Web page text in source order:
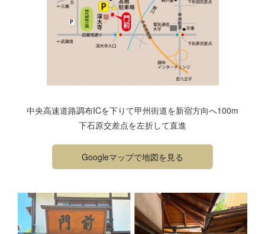
中央高速道路調布ICを下りて甲州街道を新宿方向へ100m
下石原交差点を左折して直進
Googleマップで地図を見る